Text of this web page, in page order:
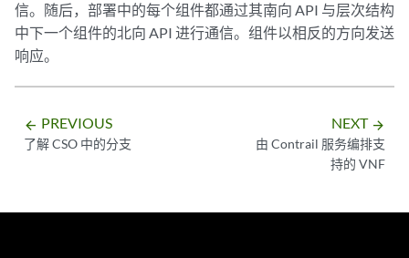
信。随后，部署中的每个组件都通过其南向 API 与层次结构
中下一个组件的北向 API 进行通信。组件以相反的方向发送
响应。
arrow_backward PREVIOUS
了解 CSO 中的分支
NEXT arrow_forward
由 Contrail 服务编排支
持的 VNF